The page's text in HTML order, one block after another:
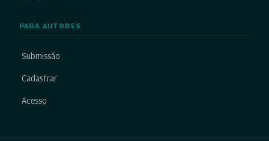
PARA AUTORES
Submissão
Cadastrar
Acesso